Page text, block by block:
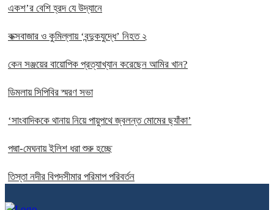
একশ’র বেশি হ্রদ যে উদ্যানে
কক্সবাজার ও কুমিল্লায় ‘বন্দুকযুদ্ধে’ নিহত ২
কেন সঞ্জয়ের বায়োপিক প্রত্যাখ্যান করেছেন আমির খান?
ডিমলায় সিপিবির স্মরণ সভা
‘সাংবাদিককে থানায় নিয়ে পায়ুপথে জ্বলন্ত মোমের ছ্যাঁকা’
পদ্মা-মেঘনায় ইলিশ ধরা শুরু হচ্ছে
তিস্তা নদীর বিপদসীমার পরিমাপ পরিবর্তন